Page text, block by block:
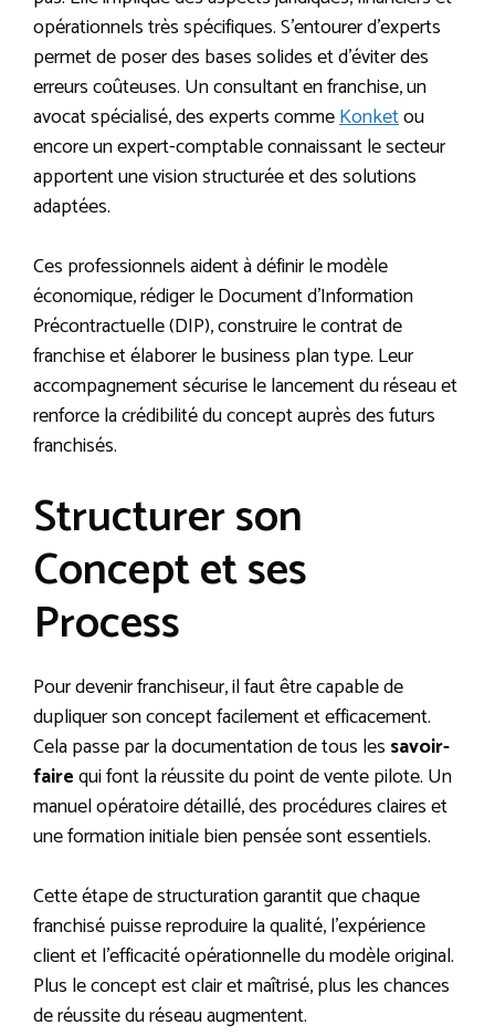
opérationnels très spécifiques. S’entourer d’experts
permet de poser des bases solides et d’éviter des
erreurs coûteuses. Un consultant en franchise, un
avocat spécialisé, des experts commeKonketou
encore un expert-comptable connaissant le secteur
apportent une vision structurée et des solutions
adaptées.
Ces professionnels aident à définir le modèle
économique, rédiger le Document d’Information
Précontractuelle (DIP), construire le contrat de
franchise et élaborer le business plan type. Leur
accompagnement sécurise le lancement du réseau et
renforce la crédibilité du concept auprès des futurs
franchisés.
Structurer son
Concept et ses
Process
Pour devenir franchiseur, il faut être capable de
dupliquer son concept facilement et efficacement.
Cela passe par la documentation de tous les savoir-
fairequi font la réussite du point de vente pilote. Un
manuel opératoire détaillé, des procédures claires et
une formation initiale bien pensée sont essentiels.
Cette étape de structuration garantit que chaque
franchisé puisse reproduire la qualité, l’expérience
client et l’efficacité opérationnelle du modèle original.
Plus le concept est clair et maîtrisé, plus les chances
de réussite du réseau augmentent.